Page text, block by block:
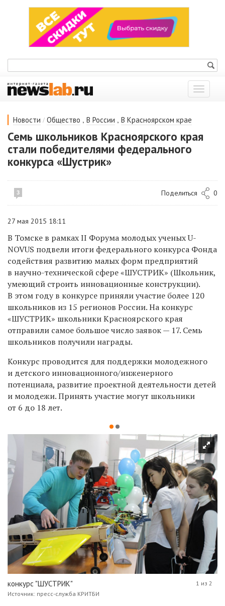
Показать
меню
Новости / Общество , В России , В Красноярском крае
Семь школьников Красноярского края
стали победителями федерального
конкурса «Шустрик»
3 Поделиться 0
27 мая 2015 18:11
В Томске в рамках II Форума молодых ученых U-
NOVUS подвели итоги федерального конкурса Фонда
содействия развитию малых форм предприятий
в научно-технической сфере «ШУСТРИК» (Школьник,
умеющий строить инновационные конструкции).
В этом году в конкурсе приняли участие более 120
школьников из 15 регионов России. На конкурс
«ШУСТРИК» школьники Красноярского края
отправили самое большое число заявок — 17. Семь
школьников получили награды.
Конкурс проводится для поддержки молодежного
и детского инновационного/инженерного
потенциала, развитие проектной деятельности детей
и молодежи. Принять участие могут школьники
от 6 до 18 лет.
конкурс "ШУСТРИК"
Источник: пресс-служба КРИТБИ
1 из 2